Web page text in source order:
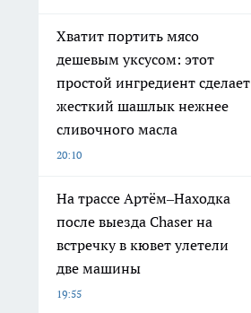
Хватит портить мясо
дешевым уксусом: этот
простой ингредиент сделает
жесткий шашлык нежнее
сливочного масла
20:10
На трассе Артём–Находка
после выезда Chaser на
встречку в кювет улетели
две машины
19:55